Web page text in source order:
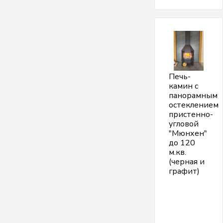
Печь-
камин с
панорамным
остеклением
пристенно-
угловой
"Мюнхен"
до 120
м.кв.
(черная и
графит)